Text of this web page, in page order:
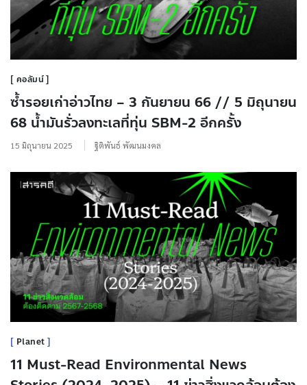
คอลัมน์
ซ้ำรอยเก่าอ่าวไทย – 3 กันยายน 66 // 5 มิถุนายน
68 น้ำมันรั่วลงทะเลที่ทุ่น SBM-2 อีกครั้ง
15 มิถุนายน 2025 ฐิติพันธ์ พัฒนมงคล
Planet
11 Must-Read Environmental News